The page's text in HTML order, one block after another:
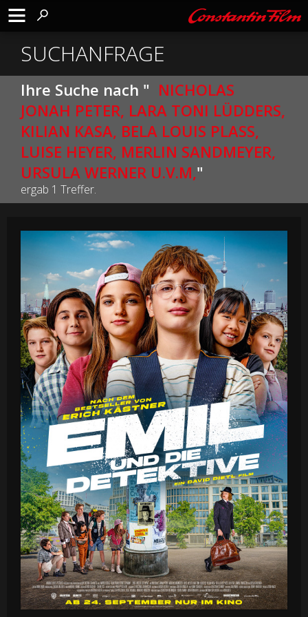
SUCHANFRAGE
Ihre Suche nach " NICHOLAS
JONAH PETER, LARA TONI LÜDDERS,
KILIAN KASA, BELA LOUIS PLASS,
LUISE HEYER, MERLIN SANDMEYER,
URSULA WERNER U.V.M,"
ergab 1 Treffer.